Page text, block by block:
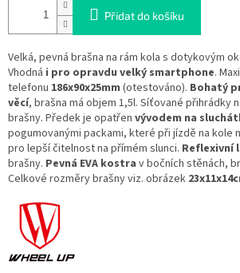
Přidat do košíku
Velká, pevná brašna na rám kola s dotykovým
Vhodná i pro opravdu velký smartphone.
telefonu 186x90x25mm (otestováno). Bohatý
věcí, brašna má objem 1,5l. Síťované přihrádky
brašny. Předek je opatřen vývodem na
pogumovanými packami, které při jízdě na kole
pro lepší čitelnost na přímém slunci. Reflexivní
brašny. Pevná EVA kostra v bočních stěnách,
Celkové rozměry brašny viz. obrázek